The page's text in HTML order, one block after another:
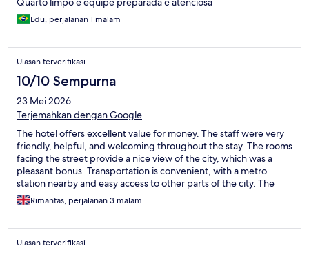
Edu, perjalanan 1 malam
Ulasan terverifikasi
10/10 Sempurna
23 Mei 2026
Terjemahkan dengan Google
The hotel offers excellent value for money. The staff were very
friendly, helpful, and welcoming throughout the stay. The rooms
facing the street provide a nice view of the city, which was a
pleasant bonus. Transportation is convenient, with a metro
station nearby and easy access to other parts of the city. The
only downside is that the neighborhood does not feel
particularly safe, especially during the evening and nighttime
Rimantas, perjalanan 3 malam
Ulasan terverifikasi